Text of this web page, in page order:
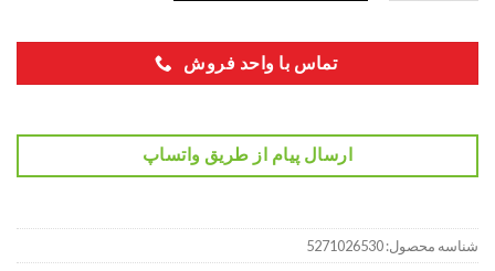
تماس با واحد فروش
ارسال پیام از طریق واتساپ
شناسه محصول:5271026530